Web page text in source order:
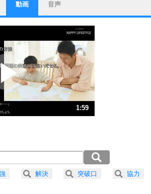
ストレス対策
他人と比べない。
いっそのこと、他人を見ない。
いらいらしない人になる30の方法
ポジティブになれない原因は、行動しないから。
ポジティブ思考になる30の方法
ストレス対策
人生、なんとかなるもの。
気楽に生きる30の方法
器の大きい人は、怒りを優しさで表現する。
動画 音声
1:59
59秒）
47秒）
39秒）
解決 突破口 協力